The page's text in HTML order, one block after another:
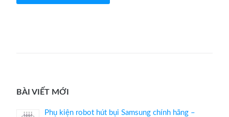
BÀI VIẾT MỚI
Phụ kiện robot hút bụi Samsung chính hãng –